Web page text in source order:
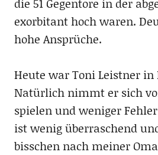
die 51 Gegentore in der
exorbitant hoch waren.
hohe Ansprüche.
Heute war Toni Leistner in
Natürlich nimmt er sich
spielen und weniger
ist wenig überraschend
bisschen nach meiner